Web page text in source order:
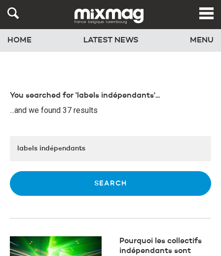
HOME LATEST NEWS MENU
You searched for 'labels indépendants'...
...and we found 37 results
Pourquoi les collectifs
indépendants sont